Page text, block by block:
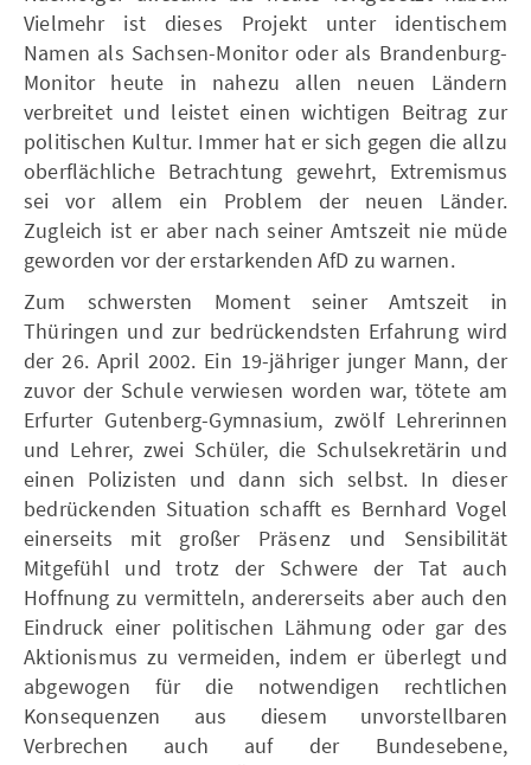
Vielmehr ist dieses Projekt unter identischem
Namen als Sachsen-Monitor oder als Brandenburg-
Monitor heute in nahezu allen neuen Ländern
verbreitet und leistet einen wichtigen Beitrag zur
politischen Kultur. Immer hat er sich gegen die allzu
oberflächliche Betrachtung gewehrt, Extremismus
sei vor allem ein Problem der neuen Länder.
Zugleich ist er aber nach seiner Amtszeit nie müde
geworden vor der erstarkenden AfD zu warnen.
Zum schwersten Moment seiner Amtszeit in
Thüringen und zur bedrückendsten Erfahrung wird
der 26. April 2002. Ein 19-jähriger junger Mann, der
zuvor der Schule verwiesen worden war, tötete am
Erfurter Gutenberg-Gymnasium, zwölf Lehrerinnen
und Lehrer, zwei Schüler, die Schulsekretärin und
einen Polizisten und dann sich selbst. In dieser
bedrückenden Situation schafft es Bernhard Vogel
einerseits mit großer Präsenz und Sensibilität
Mitgefühl und trotz der Schwere der Tat auch
Hoffnung zu vermitteln, andererseits aber auch den
Eindruck einer politischen Lähmung oder gar des
Aktionismus zu vermeiden, indem er überlegt und
abgewogen für die notwendigen rechtlichen
Konsequenzen aus diesem unvorstellbaren
Verbrechen auch auf der Bundesebene,